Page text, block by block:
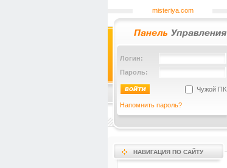
misteriya.com
Логин:
Пароль:
Чужой ПК
Напомнить пароль?
НАВИГАЦИЯ ПО САЙТУ